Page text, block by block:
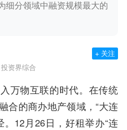
细分领域中融资规模最大的
投资界综合
+ 关注
物互联的时代。在传统
合的商办地产领域，“大连
12月26日，好租举办“连